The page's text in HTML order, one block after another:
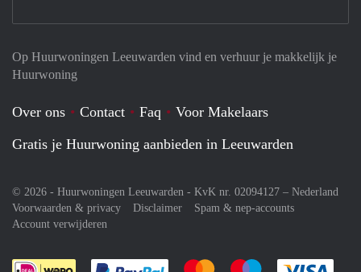
Op Huurwoningen Leeuwarden vind en verhuur je makkelijk je
Huurwoning
Over ons Contact Faq
Voor Makelaars
Gratis je Huurwoning aanbieden in Leeuwarden
© 2026 - Huurwoningen Leeuwarden - KvK nr. 02094127 – Nederland
Voorwaarden & privacy
Disclaimer
Spam & nep-accounts
Account verwijderen